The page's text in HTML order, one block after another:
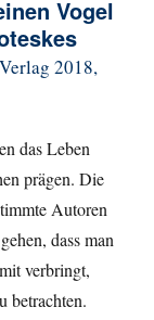
Vogel
2018,
das Leben
prägen. Die
Autoren
dass man
verbringt,
betrachten.